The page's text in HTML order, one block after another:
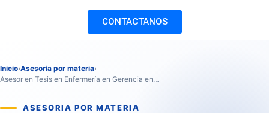
CONTACTANOS
Inicio›Asesoria por materia›
Asesor en Tesis en Enfermería en Gerencia en…
ASESORIA POR MATERIA